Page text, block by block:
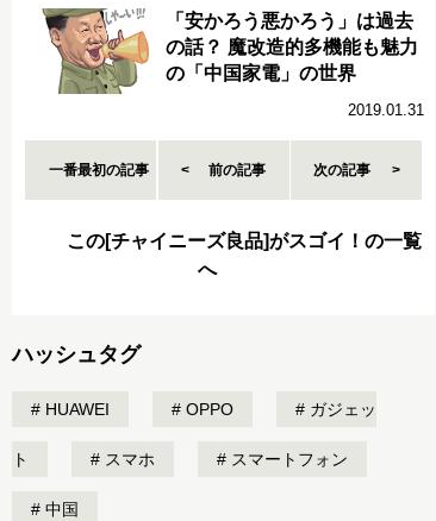
「安かろう悪かろう」は過去
の話？ 魔改造的多機能も魅力
の「中国家電」の世界
2019.01.31
一番最初の記事 前の記事 次の記事
この[チャイニーズ良品]がスゴイ！の一覧
へ
ハッシュタグ
HUAWEI OPPO ガジェッ
ト スマホ スマートフォン
中国